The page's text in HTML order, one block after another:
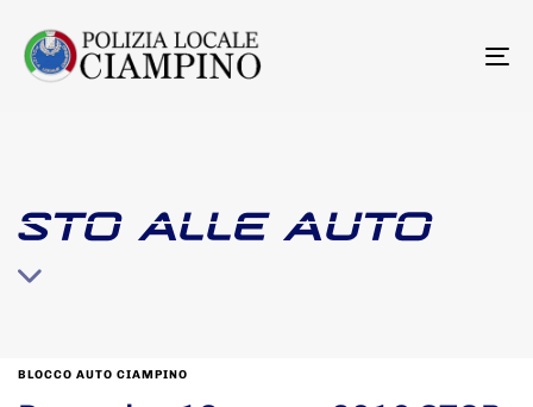
STO ALLE AUTO
BLOCCO AUTO CIAMPINO